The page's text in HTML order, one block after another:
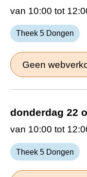
van 10:00 tot
Theek 5 Dongen
Geen
donderdag 22
van 10:00 tot
Theek 5 Dongen